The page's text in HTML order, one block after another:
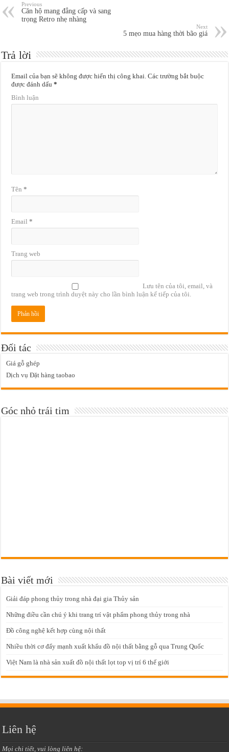
Previous
Căn hộ mang đẳng cấp và sang
trọng Retro nhẹ nhàng
Next
5 mẹo mua hàng thời bão giá
Trả lời
Email của bạn sẽ không được hiển thị công khai. Các trường bắt buộc
được đánh dấu*
Bình luận
Tên*
Email*
Trang web
Lưu tên của tôi, email, và
trang web trong trình duyệt này cho lần bình luận kế tiếp của tôi.
Đối tác
Giá gỗ ghép
Dịch vụ Đặt hàng taobao
Góc nhỏ trái tim
Bài viết mới
Giải đáp phong thủy trong nhà đại gia Thủy sản
Những điều cần chú ý khi trang trí vật phẩm phong thủy trong nhà
Đồ công nghệ kết hợp cùng nội thất
Nhiều thời cơ đẩy mạnh xuất khẩu đồ nội thất bằng gỗ qua Trung Quốc
Việt Nam là nhà sản xuất đồ nội thất lọt top vị trí 6 thế giới
Liên hệ
Mọi chi tiết, vui lòng liên hệ: